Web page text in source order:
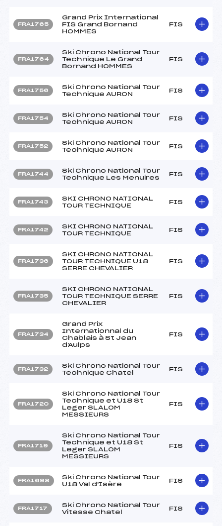
FRA1765
Grand Prix International
FIS Grand Bornand
HOMMES
FIS
FRA1764
Ski Chrono National Tour
Technique Le Grand
Bornand HOMMES
FIS
FRA1756
Ski Chrono National Tour
Technique AURON
FIS
FRA1754
Ski Chrono National Tour
Technique AURON
FIS
FRA1752
Ski Chrono National Tour
Technique AURON
FIS
FRA1744
Ski Chrono National Tour
Technique Les Menuires
FIS
FRA1743
SKI CHRONO NATIONAL
TOUR TECHNIQUE
FIS
FRA1742
SKI CHRONO NATIONAL
TOUR TECHNIQUE
FIS
FRA1736
SKI CHRONO NATIONAL
TOUR TECHNIQUE U18
SERRE CHEVALIER
FIS
FRA1735
SKI CHRONO NATIONAL
TOUR TECHNIQUE SERRE
CHEVALIER
FIS
FRA1734
Grand Prix
Internationnal du
Chablais à St Jean
d'Aulps
FIS
FRA1732
Ski Chrono National Tour
Technique Chatel
FIS
FRA1720
Ski Chrono National Tour
Technique et U18 St
Leger SLALOM
MESSIEURS
FIS
FRA1719
Ski Chrono National Tour
Technique et U18 St
Leger SLALOM
MESSIEURS
FIS
FRA1698
Ski Chrono National Tour
U18 Val d'Isère
FIS
FRA1717
Ski Chrono National Tour
Vitesse Chatel
FIS